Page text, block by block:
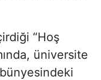
“Hoş
üniversite